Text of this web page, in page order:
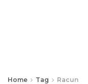
Home Tag Racun